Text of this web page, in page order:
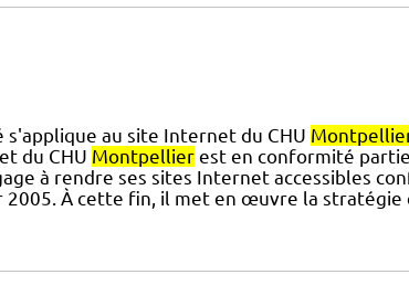
au site Internet du CHU
du CHU Montpellierest en conformité
à rendre ses sites Internet accessibles
2005. À cette fin, il met en œuvre la stratégie